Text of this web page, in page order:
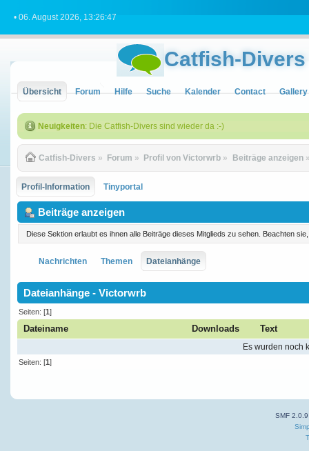
• 06. August 2026, 13:26:47
Catfish-Divers
Übersicht Forum Hilfe Suche Kalender Contact Gallery
Neuigkeiten: Die Catfish-Divers sind wieder da :-)
Catfish-Divers » Forum » Profil von Victorwrb » Beiträge anzeigen
Profil-Information Tinyportal
Beiträge anzeigen
Diese Sektion erlaubt es ihnen alle Beiträge dieses Mitglieds zu sehen. Beachten
Nachrichten Themen Dateianhänge
Dateianhänge - Victorwrb
Seiten: [1]
Dateiname Downloads Text
Es wurden noch
Seiten: [1]
SMF 2.0.9